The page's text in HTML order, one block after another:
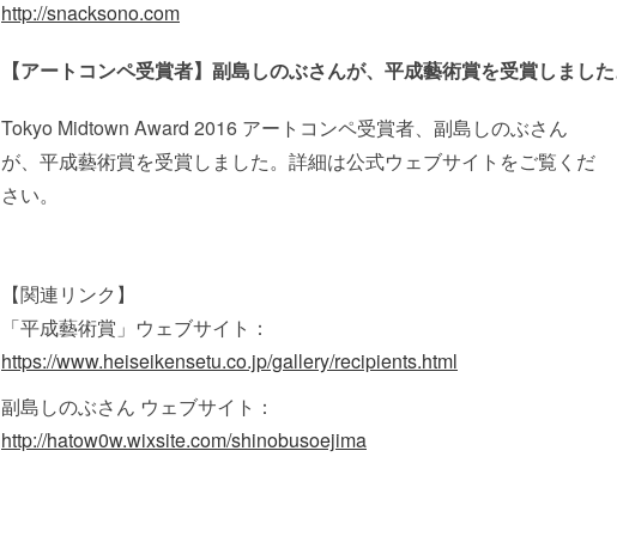
http://snacksono.com
【アートコンペ受賞者】副島しのぶさんが、平成藝術賞を受賞しまし
Tokyo Midtown Award 2016 アートコンペ受賞者、副島しのぶさん
が、平成藝術賞を受賞しました。詳細は公式ウェブサイトをご覧くだ
さい。
【関連リンク】
「平成藝術賞」ウェブサイト：
https://www.heiseikensetu.co.jp/gallery/recipients.html
副島しのぶさん ウェブサイト：
http://hatow0w.wixsite.com/shinobusoejima